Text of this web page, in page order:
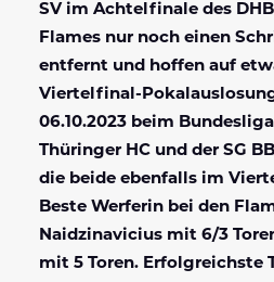
SV im Achtelfinale des
Flames nur noch einen
entfernt und hoffen auf
Viertelfinal-
06.10.2023 beim
Thüringer HC und der SG
die beide ebenfalls im
Beste Werferin bei den
Naidzinavicius mit 6/3
mit 5 Toren. Erfolgreichste